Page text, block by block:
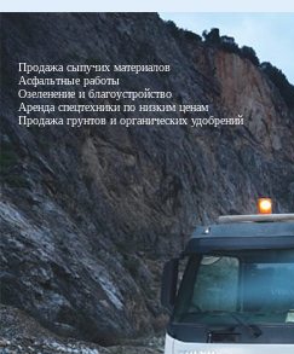
Продажа сыпучих материалов
Асфальтные работы
Озеленение и благоустройство
Аренда спецтехники по низким ценам
Продажа грунтов и органических удобрений